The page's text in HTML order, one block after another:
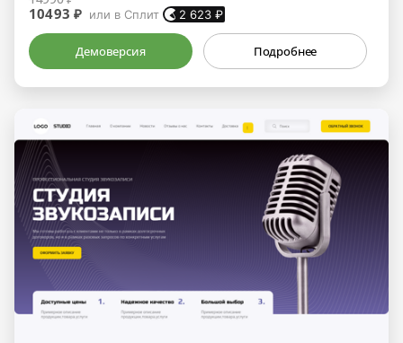
10493 ₽ или в Сплит 2 623 ₽
Демоверсия Подробнее